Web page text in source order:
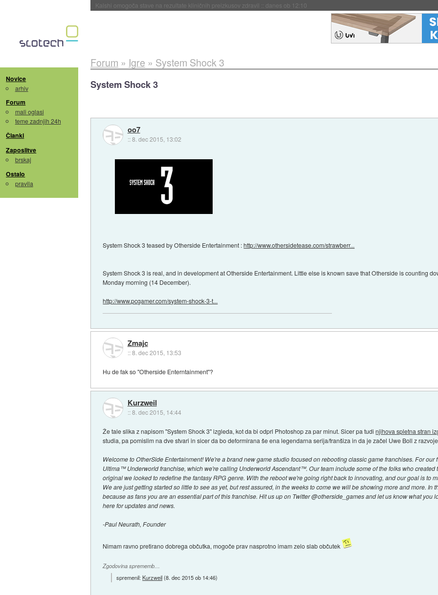
Sandisk že prodal več kot polovico SSD-jev za naslednji dve leti::danes ob 11:37
Novice
arhiv
Forum
mali oglasi
teme zadnjih 24h
Članki
Zaposlitve
brskaj
Ostalo
pravila
Forum » Igre » System Shock 3
System Shock 3
oo7
::8. dec 2015, 13:02
System Shock 3 teased by Otherside Entertainment :http://www.othersidetease.com/strawberr...
System Shock 3 is real, and in development at Otherside Entertainment. Little else is known save that Otherside is counting
Monday morning (14 December).
http://www.pcgamer.com/system-shock-3-t...
Zmajc
::8. dec 2015, 13:53
Hu de fak so "Otherside Enterntainment"?
Kurzweil
::8. dec 2015, 14:44
Že tale slika z napisom "System Shock 3" izgleda, kot da bi odprl Photoshop za par minut. Sicer pa tudinjihova spletna stran
studia, pa pomislim na dve stvari in sicer da bo deformirana še ena legendarna serija/franšiza in da je začel Uwe Boll z
Welcome to OtherSide Entertainment! We're a brand new game studio focused on rebooting classic game franchises. For
Ultima™ Underworld franchise, which we're calling Underworld Ascendant™. Our team include some of the folks who
original we looked to redefine the fantasy RPG genre. With the reboot we're going right back to innovating, and our goal is to
We are just getting started so little to see as yet, but rest assured, in the weeks to come we will be showing more and more. In
because as fans you are an essential part of this franchise. Hit us up on Twitter @otherside_games and let us know what you
here for updates and news.
-Paul Neurath, Founder
Nimam ravno pretirano dobrega občutka, mogoče prav nasprotno imam zelo slab občutek
Zgodovina sprememb…
spremenil:Kurzweil(8. dec 2015 ob 14:46)